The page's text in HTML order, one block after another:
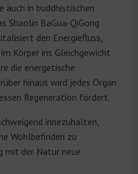
auch in buddhistischen
Shaolin BaGua-QiGong
den Energiefluss,
Körper ins Gleichgewicht
die energetische
hinaus wird jedes Organ
Regeneration fördert.
innezuhalten,
Wohlbefinden zu
mit der Natur neue